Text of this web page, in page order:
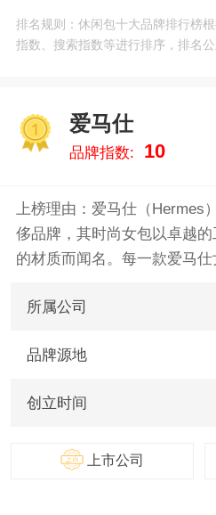
登/Louis Vuitton、普拉达/
香奈儿/Chanel、迪奥/Dior、
琳/CELINE、葆蝶
家/BottegaVeneta、芬迪/Fendi
您休闲包什么牌子好，供您参
考。
排名规则：休闲包十大品牌排行榜
指数、搜索指数等进行排序，排名公
爱马仕
品牌指数: 10
上榜理由：爱马仕（Hermes
侈品牌，其时尚女包以卓越
的材质而闻名。每一款爱马
不仅是精致生活的象征，更
料，使得每一只包包都极具
独特个人风格的追求和表达。
所属公司
品牌源地
创立时间
上市公司